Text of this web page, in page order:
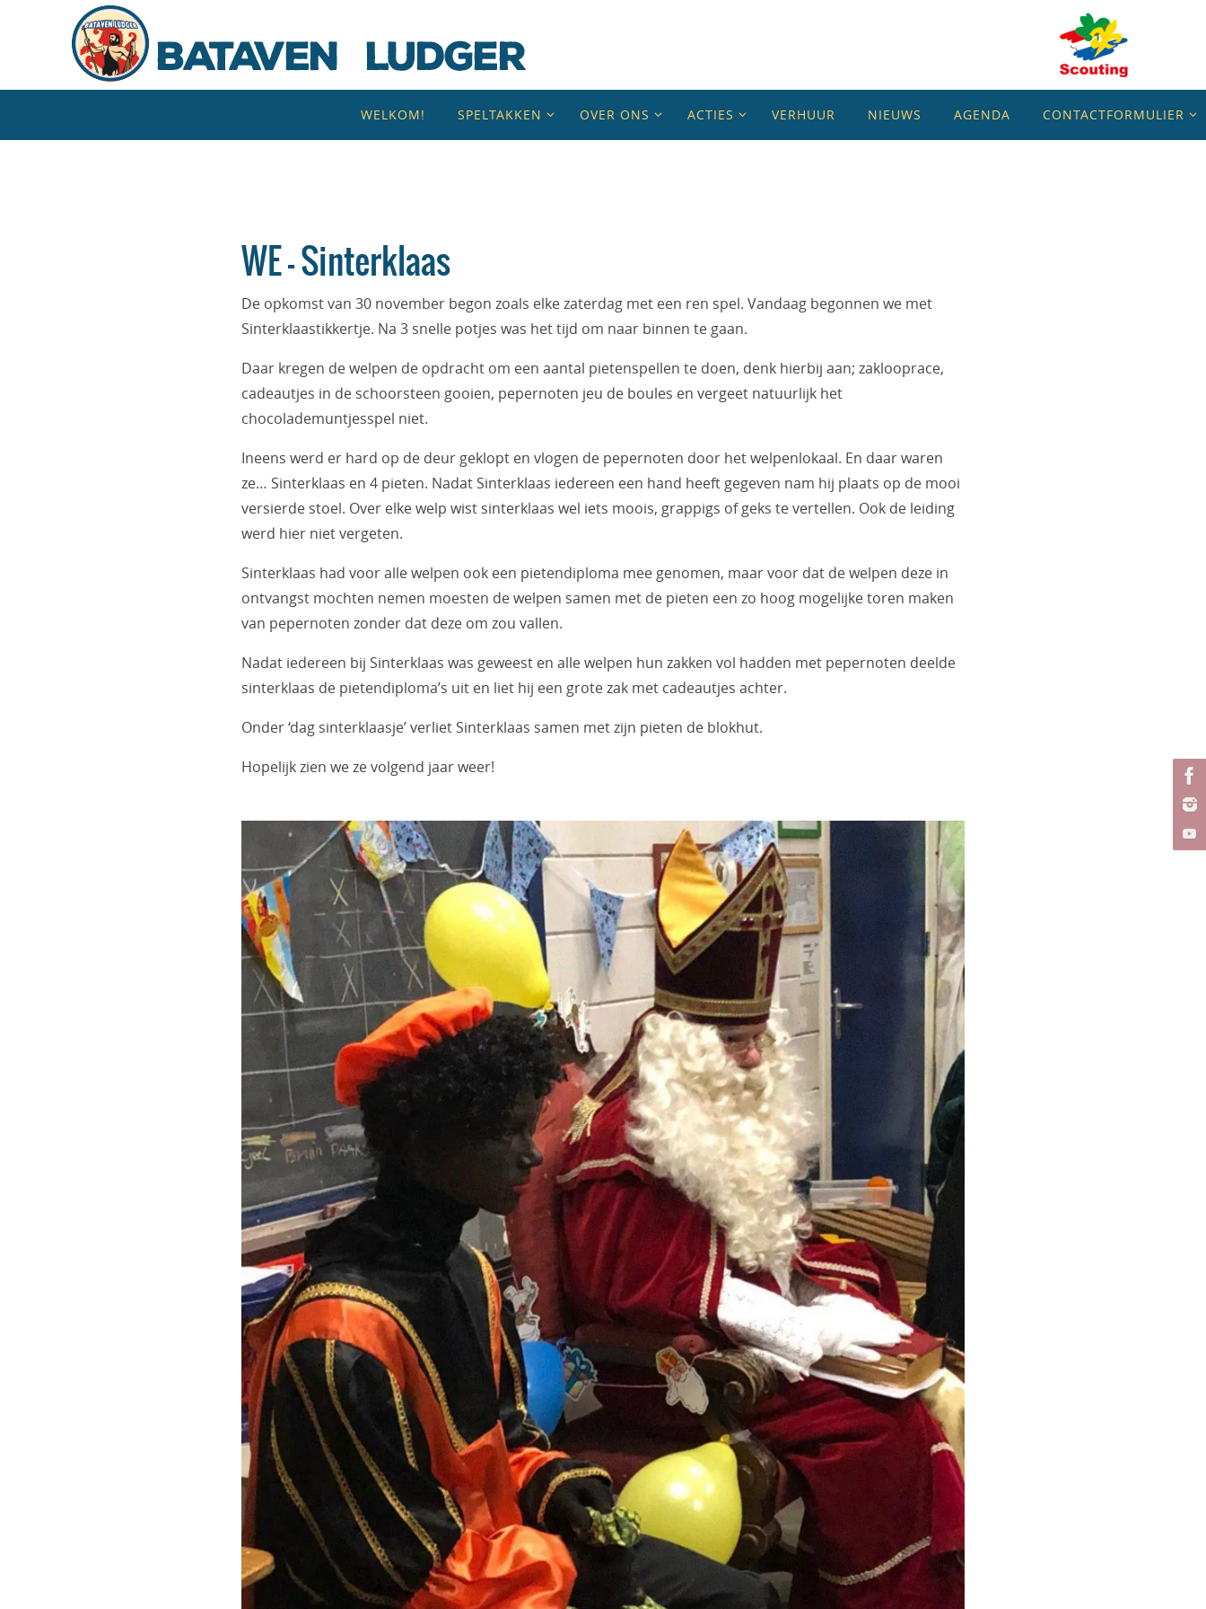
springen
inhoud
WELKOM! SPELTAKKEN OVER ONS ACTIES VERHUUR NIEUWS AGENDA CONTACTFORMULIER
WE – Sinterklaas
De opkomst van 30 november begon zoals elke zaterdag met een ren spel. Vandaag begonnen we met
Sinterklaastikkertje. Na 3 snelle potjes was het tijd om naar binnen te gaan.
Daar kregen de welpen de opdracht om een aantal pietenspellen te doen, denk hierbij aan; zaklooprace,
cadeautjes in de schoorsteen gooien, pepernoten jeu de boules en vergeet natuurlijk het
chocolademuntjesspel niet.
Ineens werd er hard op de deur geklopt en vlogen de pepernoten door het welpenlokaal. En daar waren
ze… Sinterklaas en 4 pieten. Nadat Sinterklaas iedereen een hand heeft gegeven nam hij plaats op de mooi
versierde stoel. Over elke welp wist sinterklaas wel iets moois, grappigs of geks te vertellen. Ook de leiding
werd hier niet vergeten.
Sinterklaas had voor alle welpen ook een pietendiploma mee genomen, maar voor dat de welpen deze in
ontvangst mochten nemen moesten de welpen samen met de pieten een zo hoog mogelijke toren maken
van pepernoten zonder dat deze om zou vallen.
Nadat iedereen bij Sinterklaas was geweest en alle welpen hun zakken vol hadden met pepernoten deelde
sinterklaas de pietendiploma’s uit en liet hij een grote zak met cadeautjes achter.
Onder ‘dag sinterklaasje’ verliet Sinterklaas samen met zijn pieten de blokhut.
Hopelijk zien we ze volgend jaar weer!